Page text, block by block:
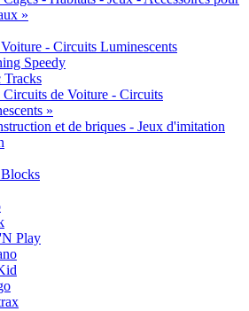
»
- Circuits Luminescents
Speedy
Tracks
de Voiture - Circuits
»
et de briques - Jeux d'imitation
Play